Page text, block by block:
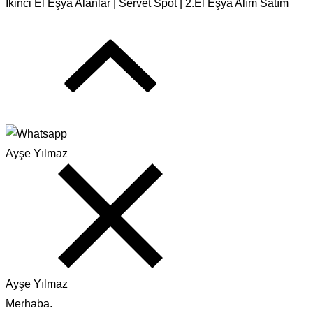
İkinci El Eşya Alanlar | Servet Spot | 2.El Eşya Alım Satım
Ayşe Yılmaz
Ayşe Yılmaz
Merhaba.